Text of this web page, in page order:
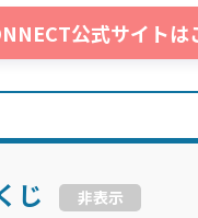
公式サイトは
じ 非表示